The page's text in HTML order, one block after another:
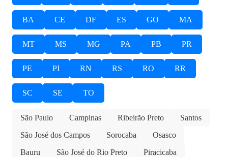
BA CE DF ES GO MA
MT MS MG PA PB PR
PE PI RN RS RO RR
SC SE TO
São Paulo Campinas Ribeirão Preto
Santos
São José dos Campos
Sorocaba
Osasco
Bauru
São José do Rio Preto
Piracicaba